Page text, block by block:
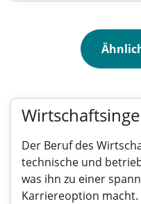
Der Beruf des
technische und
was ihn zu einer
Karriereoption